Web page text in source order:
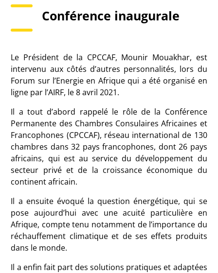
Conférence inaugurale
Le Président de la CPCCAF, Mounir Mouakhar, est
intervenu aux côtés d’autres personnalités, lors du
Forum sur l’Energie en Afrique qui a été organisé en
ligne par l’AIRF, le 8 avril 2021.
Il a tout d’abord rappelé le rôle de la Conférence
Permanente des Chambres Consulaires Africaines et
Francophones (CPCCAF), réseau international de 130
chambres dans 32 pays francophones, dont 26 pays
africains, qui est au service du développement du
secteur privé et de la croissance économique du
continent africain.
Il a ensuite évoqué la question énergétique, qui se
pose aujourd’hui avec une acuité particulière en
Afrique, compte tenu notamment de l’importance du
réchauffement climatique et de ses effets produits
dans le monde.
Il a enfin fait part des solutions pratiques et adaptées